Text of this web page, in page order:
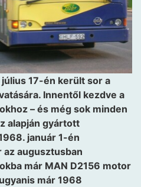
17-én került sor a
Innentől kezdve a
– és még sok minden
alapján gyártott
január 1-én
az augusztusban
már MAN D2156 motor
már 1968